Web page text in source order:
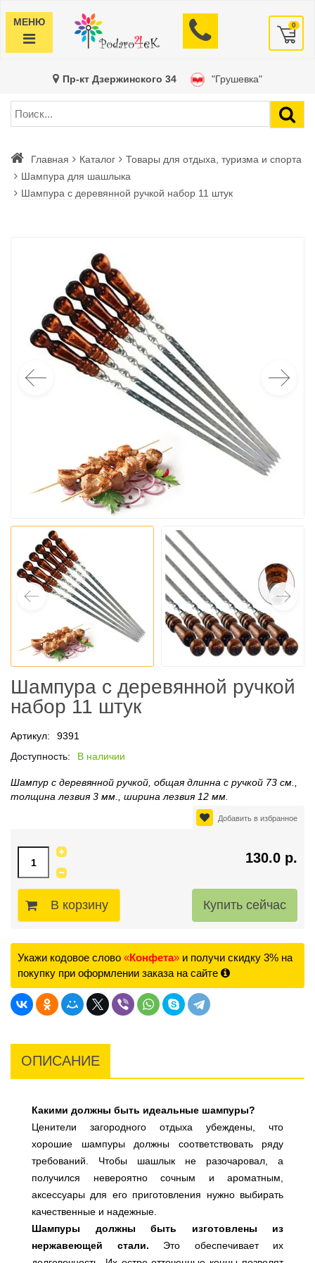
МЕНЮ 0
Пр-кт Дзержинского 34 "Грушевка"
Главная Каталог
Товары для отдыха, туризма и спорта
Шампура для шашлыка
Шампура с деревянной ручкой набор 11 штук
Шампура с деревянной ручкой
набор 11 штук
Артикул:
9391
Доступность:
В наличии
Шампур с деревянной ручкой, общая длинна с ручкой 73 см.,
толщина лезвия 3 мм., ширина лезвия 12 мм.
Добавить в избранное
130.0 р.
В корзину
Укажи кодовое слово «Конфета» и получи скидку 3% на
покупку при оформлении заказа на сайте
ОПИСАНИЕ
Какими должны быть идеальные шампуры?
Ценители загородного отдыха убеждены, что
хорошие шампуры должны соответствовать ряду
требований. Чтобы шашлык не разочаровал, а
получился невероятно сочным и ароматным,
аксессуары для его приготовления нужно выбирать
качественные и надежные.
Шампуры должны быть изготовлены из
нержавеющей стали. Это обеспечивает их